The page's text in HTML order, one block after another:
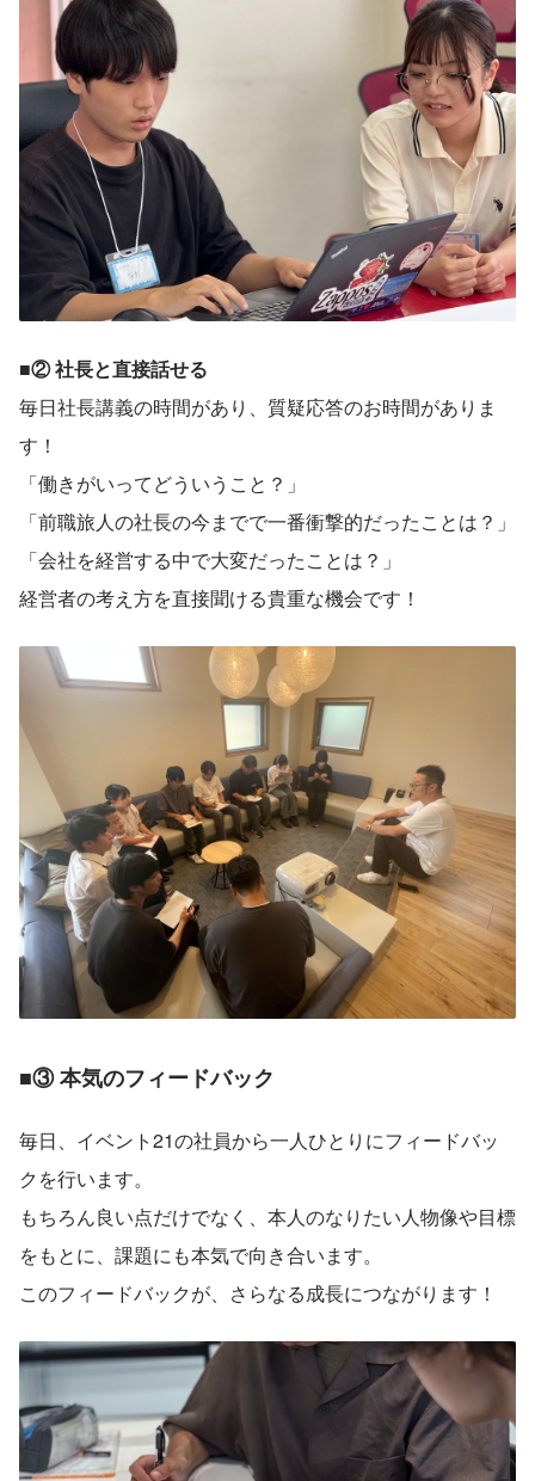
■② 社長と直接話せる
毎日社長講義の時間があり、質疑応答のお時間がありま
す！
「働きがいってどういうこと？」
「前職旅人の社長の今までで一番衝撃的だったことは？」
「会社を経営する中で大変だったことは？」
経営者の考え方を直接聞ける貴重な機会です！
■③ 本気のフィードバック
毎日、イベント21の社員から一人ひとりにフィードバッ
クを行います。
もちろん良い点だけでなく、本人のなりたい人物像や目標
をもとに、課題にも本気で向き合います。
このフィードバックが、さらなる成長につながります！